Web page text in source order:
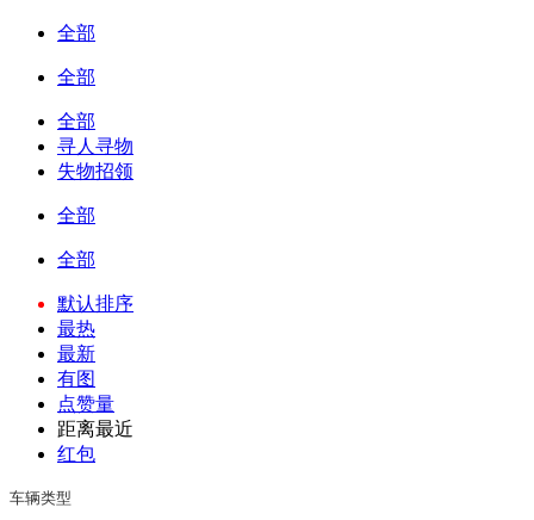
全部
全部
全部
寻人寻物
失物招领
全部
全部
默认排序
最热
最新
有图
点赞量
距离最近
红包
车辆类型